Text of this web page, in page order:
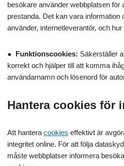
besökare använder webbplatsen för
prestanda. Det kan vara information
använder, internetleverantör, och
● Funktionscookies: Säkerställer
korrekt och hjälper till att komma
användarnamn och lösenord för
Hantera cookies för
Att hantera cookies effektivt är
integritet online. För att följa
måste webbplatser informera